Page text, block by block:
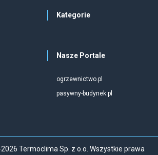
Kategorie
Nasze Portale
ogrzewnictwo.pl
pasywny-budynek.pl
Termoclima Sp. z o.o. Wszystkie prawa